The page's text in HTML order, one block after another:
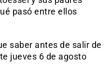
pasó entre ellos
saber antes de salir de
jueves 6 de agosto